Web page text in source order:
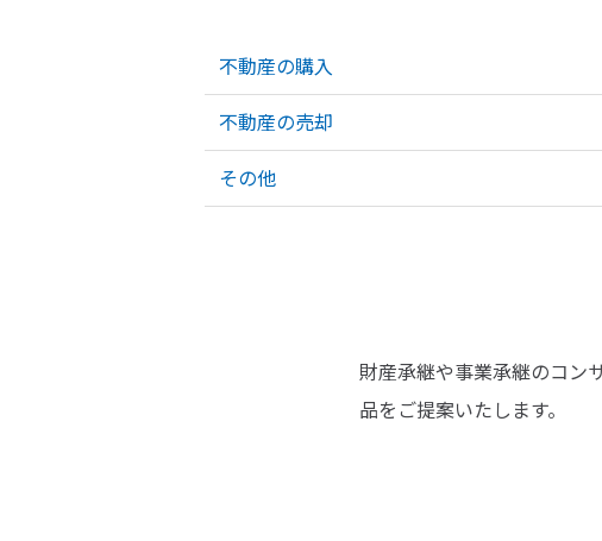
不動産の購入
不動産の売却
その他
財産承継や事業承継のコン
品をご提案いたします。